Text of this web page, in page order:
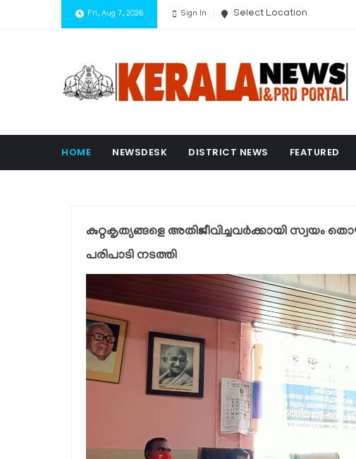
Fri, Aug 7, 2026 Sign In Select Location
HOME NEWSDESK DISTRICT NEWS FEATURED
കുറ്റകൃത്യങ്ങളെ അതിജീവിച്ചവര്‍ക്കായി സ്വയം
പരിപാടി നടത്തി